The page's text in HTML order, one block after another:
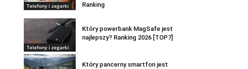
Telefony i zegarki
Ranking
Telefony i zegarki
Który powerbank MagSafe jest
najlepszy? Ranking 2026 [TOP7]
Który pancerny smartfon jest